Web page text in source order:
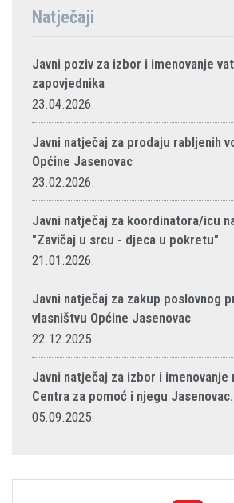
Natječaji
Javni poziv za izbor i imenovanje
zapovjednika
23.04.2026.
Javni natječaj za prodaju rabljenih
Općine Jasenovac
23.02.2026.
Javni natječaj za koordinatora/icu
"Zavičaj u srcu - djeca u pokretu"
21.01.2026.
Javni natječaj za zakup poslovnog
vlasništvu Općine Jasenovac
22.12.2025.
Javni natječaj za izbor i imenovanje
Centra za pomoć i njegu Jasenovac.
05.09.2025.